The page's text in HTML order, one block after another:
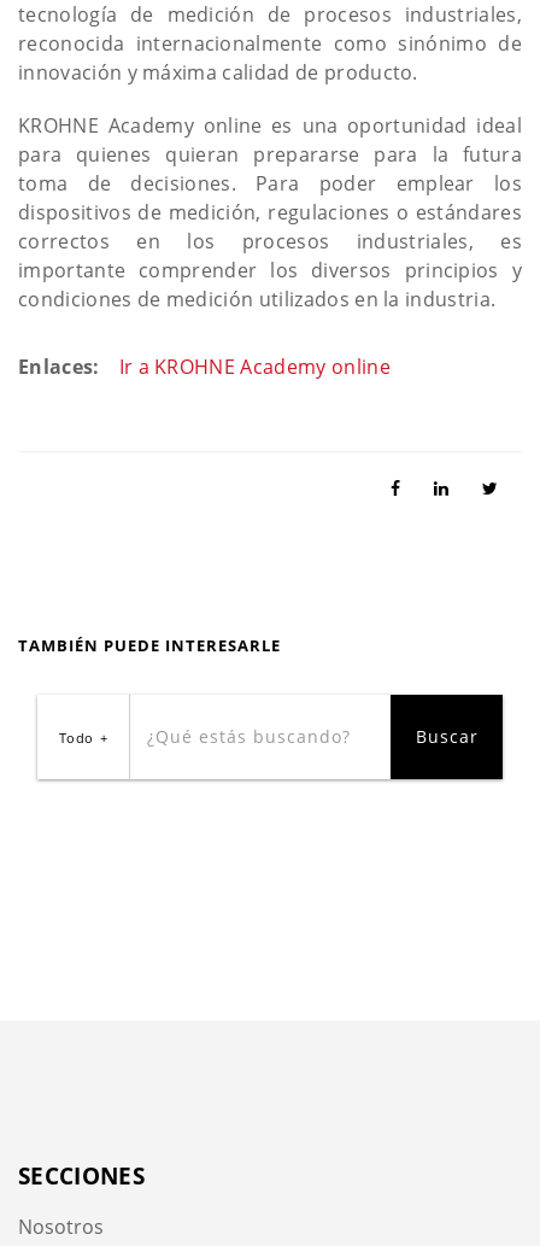
tecnología de medición de procesos industriales,
reconocida internacionalmente como sinónimo de
innovación y máxima calidad de producto.
KROHNE Academy online es una oportunidad ideal
para quienes quieran prepararse para la futura
toma de decisiones. Para poder emplear los
dispositivos de medición, regulaciones o estándares
correctos en los procesos industriales, es
importante comprender los diversos principios y
condiciones de medición utilizados en la industria.
Enlaces: Ir a KROHNE Academy online
TAMBIÉN PUEDE INTERESARLE
Todo
SECCIONES
Nosotros